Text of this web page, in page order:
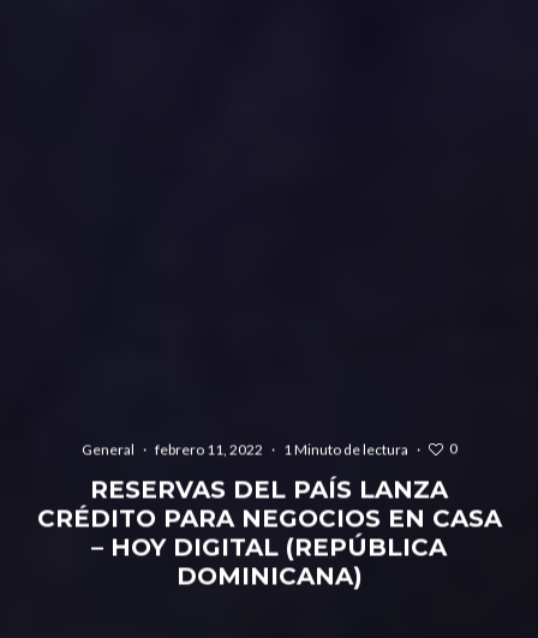
General · febrero 11, 2022 · 1 Minuto de lectura · 0
RESERVAS DEL PAÍS LANZA
CRÉDITO PARA NEGOCIOS EN CASA
– HOY DIGITAL (REPÚBLICA
DOMINICANA)